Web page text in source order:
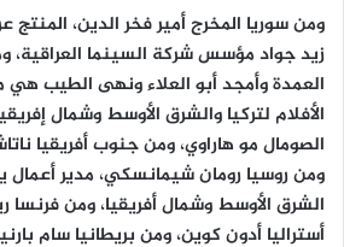
ومن سوريا المخرج أمير فخر الدين، المنتج
زيد جواد مؤسس شركة السينما
العمدة وأمجد أبو العلاء ونهى الطيب هي
الأفلام لتركيا والشرق الأوسط وشمال
الصومال مو هاراوي، ومن جنوب أفريقيا
ومن روسيا رومان شيمانسكي، مدير
الشرق الأوسط وشمال أفريقيا، ومن فرنسا
أستراليا أدون كوين، ومن بريطانيا سام